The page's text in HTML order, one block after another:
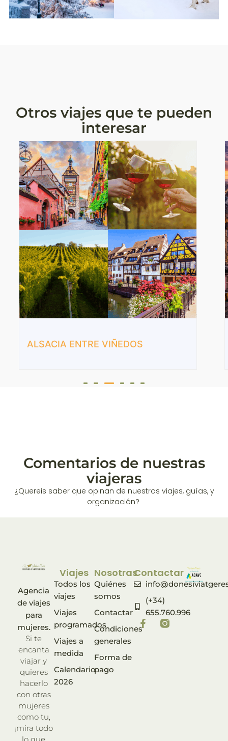
Otros viajes que te pueden
interesar
ALSACIA ENTRE VIÑEDOS
Comentarios de nuestras
viajeras
¿Quereis saber que opinan de nuestros viajes, guías, y
organización?
Agencia
de viajes
para
mujeres.
Si te
encanta
viajar y
quieres
hacerlo
con otras
mujeres
como tu,
¡mira todo
Viajes
Todos los
viajes
Viajes
programados
Viajes a
medida
Calendario
2026
Nosotras
Quiénes
somos
Contactar
Condiciones
generales
Forma de
pago
Contactar
(+34)
655.760.996